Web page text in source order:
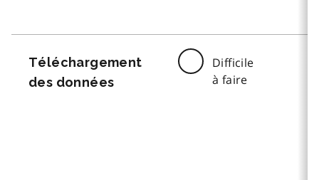
Téléchargement
des données
Difficile
à faire